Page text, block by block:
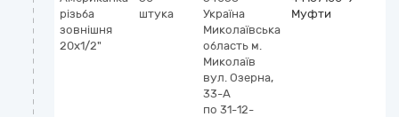
різьба
зовнішня
20х1/2"
штука
Україна
Миколаївська
область м.
Миколаїв
вул. Озерна,
33-А
по 31-12-
Муфти